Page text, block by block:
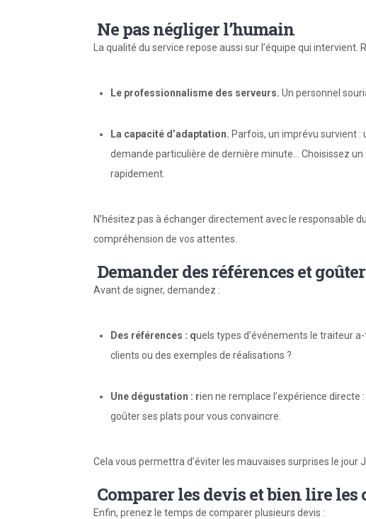
Ne pas négliger l’humain
La qualité du service repose aussi sur l’équipe qui intervient.
Le professionnalisme des serveurs. Un personnel
La capacité d’adaptation. Parfois, un imprévu survient :
demande particulière de dernière minute… Choisissez
rapidement.
N’hésitez pas à échanger directement avec le responsable
compréhension de vos attentes.
Demander des références et
Avant de signer, demandez :
Des références : quels types d’événements le traiteur
clients ou des exemples de réalisations ?
Une dégustation : rien ne remplace l’expérience
goûter ses plats pour vous convaincre.
Cela vous permettra d’éviter les mauvaises surprises le jour J.
Comparer les devis et bien lire
Enfin, prenez le temps de comparer plusieurs devis :